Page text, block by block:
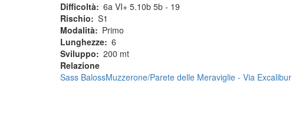
Difficoltà 6a VI+ 5.10b 5b - 19
Rischio
S1
Modalità
Primo
Lunghezze 6
Sviluppo
200 mt
Relazione
Sass BalossMuzzerone/Parete delle Meraviglie - Via Excalibur